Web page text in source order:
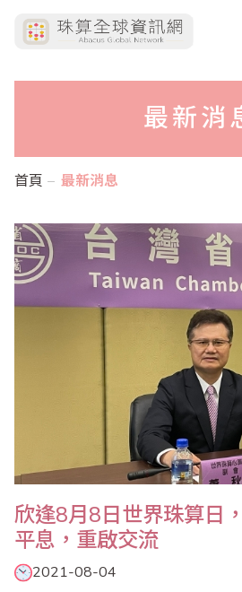
最新消
首頁 最新消息
欣逢8月8日世界珠算日
平息，重啟交流
2021-08-04